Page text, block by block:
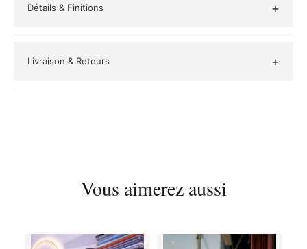
Détails & Finitions +
Style :Fusion
Livraison & Retours +
Vous aimerez aussi